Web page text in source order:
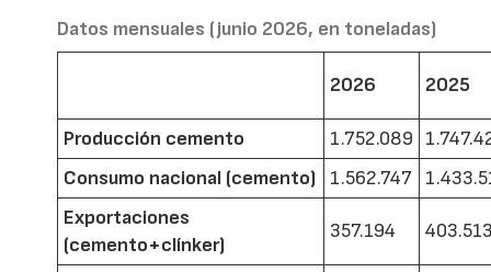
Datos mensuales (junio 2026, en toneladas)
2026 2025
Producción cemento 1.752.089
Consumo nacional (cemento)
1.562.747
Exportaciones
(cemento+clínker)
357.194